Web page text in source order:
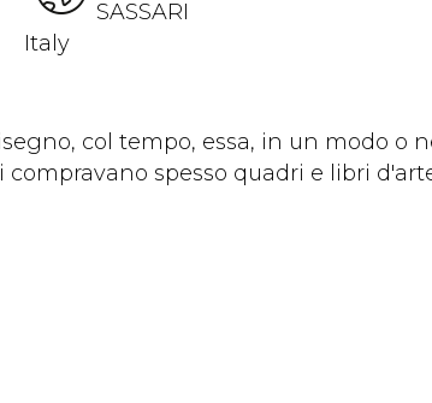
SASSARI
Italy
col tempo, essa, in un modo
spesso quadri e libri